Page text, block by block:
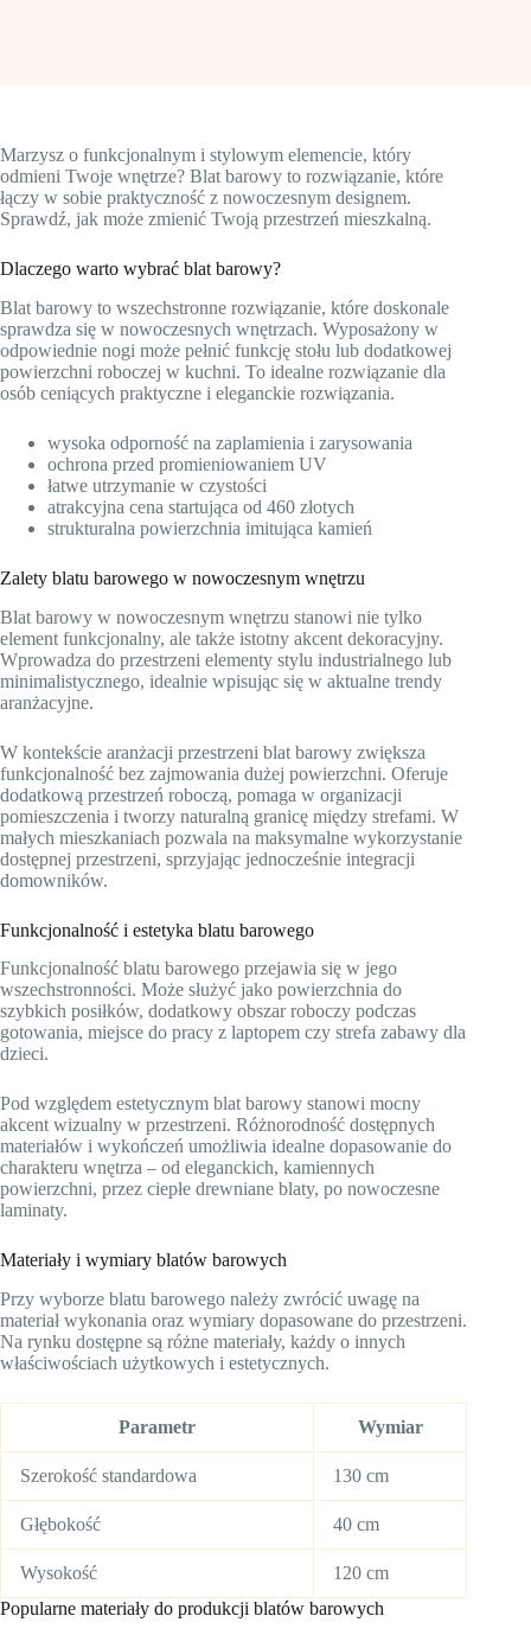
Marzysz o funkcjonalnym i stylowym elemencie, który
odmieni Twoje wnętrze? Blat barowy to rozwiązanie, które
łączy w sobie praktyczność z nowoczesnym designem.
Sprawdź, jak może zmienić Twoją przestrzeń mieszkalną.
Dlaczego warto wybrać blat barowy?
Blat barowy to wszechstronne rozwiązanie, które doskonale
sprawdza się w nowoczesnych wnętrzach. Wyposażony w
odpowiednie nogi może pełnić funkcję stołu lub dodatkowej
powierzchni roboczej w kuchni. To idealne rozwiązanie dla
osób ceniących praktyczne i eleganckie rozwiązania.
wysoka odporność na zaplamienia i zarysowania
ochrona przed promieniowaniem UV
łatwe utrzymanie w czystości
atrakcyjna cena startująca od 460 złotych
strukturalna powierzchnia imitująca kamień
Zalety blatu barowego w nowoczesnym wnętrzu
Blat barowy w nowoczesnym wnętrzu stanowi nie tylko
element funkcjonalny, ale także istotny akcent dekoracyjny.
Wprowadza do przestrzeni elementy stylu industrialnego lub
minimalistycznego, idealnie wpisując się w aktualne trendy
aranżacyjne.
W kontekście aranżacji przestrzeni blat barowy zwiększa
funkcjonalność bez zajmowania dużej powierzchni. Oferuje
dodatkową przestrzeń roboczą, pomaga w organizacji
pomieszczenia i tworzy naturalną granicę między strefami. W
małych mieszkaniach pozwala na maksymalne wykorzystanie
dostępnej przestrzeni, sprzyjając jednocześnie integracji
domowników.
Funkcjonalność i estetyka blatu barowego
Funkcjonalność blatu barowego przejawia się w jego
wszechstronności. Może służyć jako powierzchnia do
szybkich posiłków, dodatkowy obszar roboczy podczas
gotowania, miejsce do pracy z laptopem czy strefa zabawy dla
dzieci.
Pod względem estetycznym blat barowy stanowi mocny
akcent wizualny w przestrzeni. Różnorodność dostępnych
materiałów i wykończeń umożliwia idealne dopasowanie do
charakteru wnętrza – od eleganckich, kamiennych
powierzchni, przez ciepłe drewniane blaty, po nowoczesne
laminaty.
Materiały i wymiary blatów barowych
Przy wyborze blatu barowego należy zwrócić uwagę na
materiał wykonania oraz wymiary dopasowane do przestrzeni.
Na rynku dostępne są różne materiały, każdy o innych
właściwościach użytkowych i estetycznych.
Parametr Wymiar
Szerokość standardowa 130 cm
Głębokość 40 cm
Wysokość
120 cm
Popularne materiały do produkcji blatów barowych